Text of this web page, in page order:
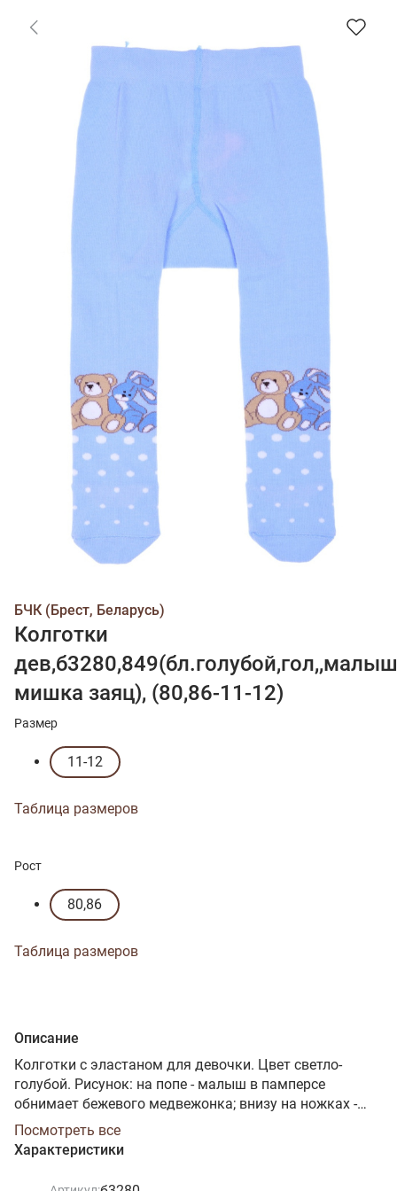
БЧК (Брест, Беларусь)
Колготки
дев,б3280,849(бл.голубой,гол,,малыш
мишка заяц), (80,86-11-12)
Размер
11-12
Таблица размеров
Рост
80,86
Таблица размеров
Описание
Колготки с эластаном для девочки. Цвет светло-
голубой. Рисунок: на попе - малыш в памперсе
обнимает бежевого медвежонка; внизу на ножках -
бежевый медвежонок и голубой зайчик, а ниже - белые
горошинки. Легко тянутся, мягко облегают. На попе
два шва. Посадка глубокая - подходит для памперса.
Хлопок 70%. Цвет бледно-голубой. Колготки голубые,
Посмотреть все
Характеристики